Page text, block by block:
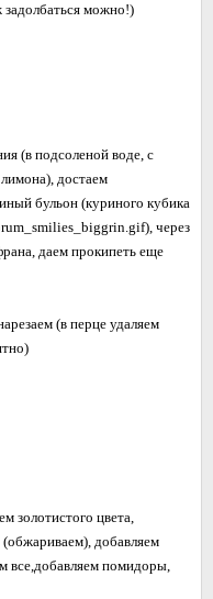
задолбаться можно!)
(в подсоленой воде, с
достаем
бульон (куриного кубика
), через
даем прокипеть еще
(в перце удаляем
золотистого цвета,
добавляем
все,добавляем помидоры,